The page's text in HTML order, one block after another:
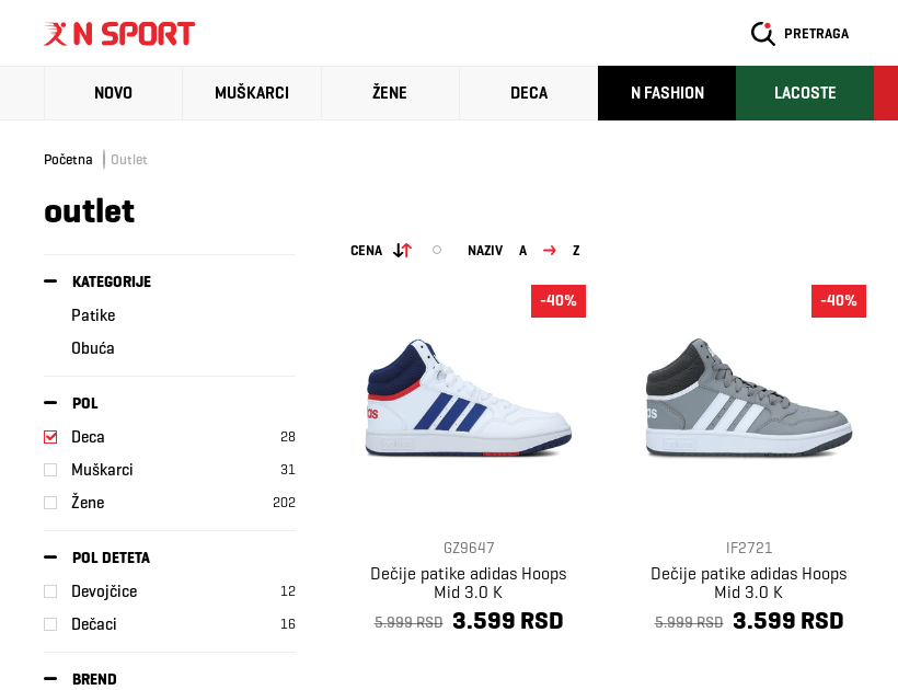
PRETRAGA
NOVO MUŠKARCI ŽENE DECA N FASHION LACOSTE
Početna Outlet
outlet
KATEGORIJE
Patike
Obuća
POL
Deca 28
Muškarci 31
Žene 202
POL DETETA
Devojčice 12
Dečaci 16
BREND
CENA NAZIV A Z
GZ9647
Dečije patike adidas Hoops
Mid 3.0 K
5.999 RSD 3.599 RSD
-40%
IF2721
Dečije patike adidas Hoops
Mid 3.0 K
5.999 RSD 3.599 RSD
-40%